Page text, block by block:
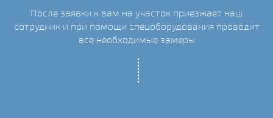
После заявки к вам на участок приезжает наш
сотрудник и при помощи спецоборудования проводит
все необходимые замеры